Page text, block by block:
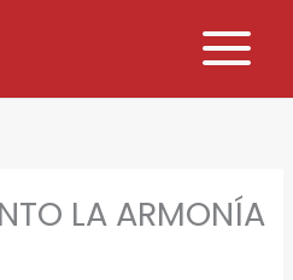
LA ARMONÍA